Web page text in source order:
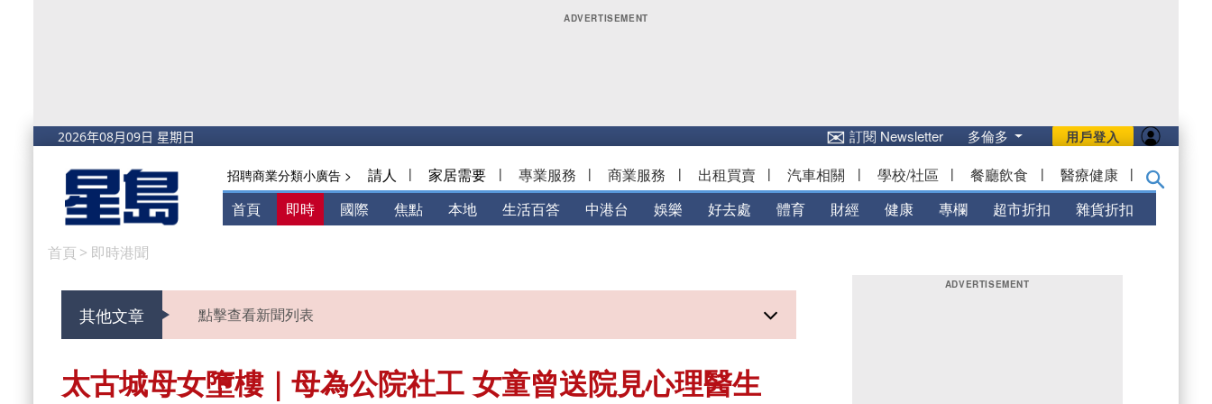
用戶登入
✉訂閱 Newsletter 多倫多
招聘商業分類小廣告 > 請人 | 家居需要 | 專業服務 | 商業服務 | 出租買賣 | 汽車相關 | 學校/社區 | 餐廳飲食 | 醫療健康 |
首頁 即時 國際 焦點 本地 生活百答 中港台 娛樂 好去處 體育 財經 健康 專欄 超市折扣 雜貨折扣
首頁 > 即時港聞
其他文章 點擊查看新聞列表
太古城母女墮樓｜母為公院社工 女童曾送院見心理醫生